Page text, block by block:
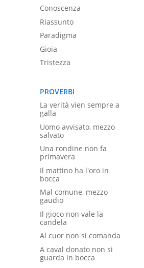
Conoscenza
Riassunto
Paradigma
Gioia
Tristezza
PROVERBI
La verità vien sempre a
galla
Uomo avvisato, mezzo
salvato
Una rondine non fa
primavera
Il mattino ha l'oro in
bocca
Mal comune, mezzo
gaudio
Il gioco non vale la
candela
Al cuor non si comanda
A caval donato non si
guarda in bocca